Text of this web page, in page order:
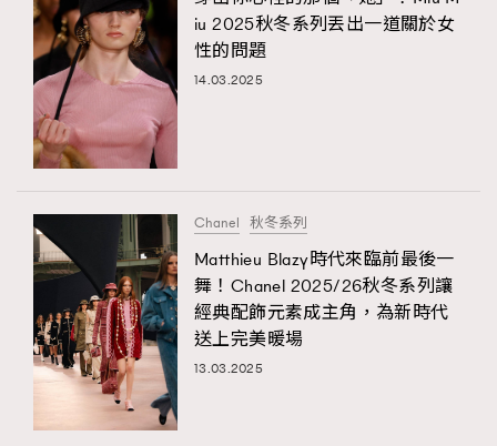
Hommes
AFrenchMind
DressLikeAParisienne
EmpowerF 103
FashionWeek 191
FigaroAesthetic 308
FigaroAstrology
FigaroBeautyRitual
iu 2025秋冬系列丟出一道關於女
性的問題
14.03.2025
Chanel 秋冬系列
Matthieu Blazy時代來臨前最後一
舞！Chanel 2025/26秋冬系列讓
經典配飾元素成主角，為新時代
送上完美暖場
13.03.2025